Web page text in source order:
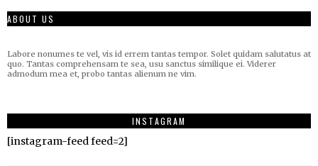
ABOUT US
Labore nonumes te vel, vis id errem tantas tempor. Solet quidam salutatus at
quo. Tantas comprehensam te sea, usu sanctus similique ei. Viderer
admodum mea et, probo tantas alienum ne vim.
INSTAGRAM
[instagram-feed feed=2]